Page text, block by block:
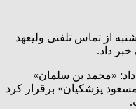
از تماس تلفنی ولیعهد
داد.
«محمد بن سلمان»
پزشکیان» برقرار کرد